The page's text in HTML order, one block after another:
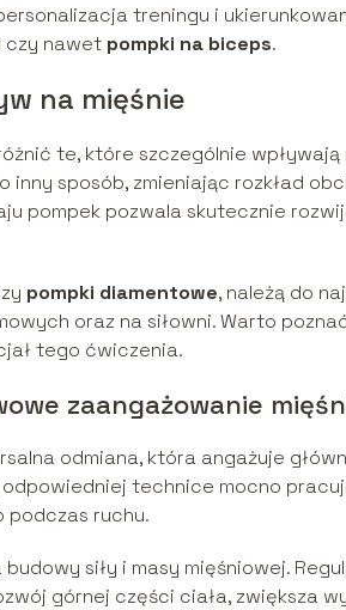
treningu i
czy nawet pompki na biceps.
na mięśnie
te, które szczególnie
inny sposób, zmieniając rozkład
pompek pozwala skutecznie
pompki diamentowe, należą do
oraz na siłowni. Warto
tego ćwiczenia.
zaangażowanie
odmiana, która angażuje
odpowiedniej technice mocno
podczas ruchu.
siły i masy mięśniowej.
górnej części ciała, zwiększa